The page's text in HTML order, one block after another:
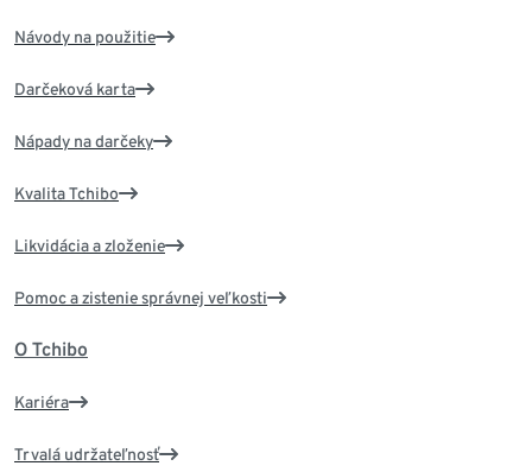
Návody na použitie
Darčeková karta
Nápady na darčeky
Kvalita Tchibo
Likvidácia a zloženie
Pomoc a zistenie správnej veľkosti
O Tchibo
Kariéra
Trvalá udržateľnosť